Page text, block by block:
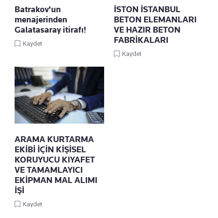
Batrakov'un
menajerinden
Galatasaray itirafı!
Kaydet
İSTON İSTANBUL
BETON ELEMANLARI
VE HAZIR BETON
FABRİKALARI
Kaydet
ARAMA KURTARMA
EKİBİ İÇİN KİŞİSEL
KORUYUCU KIYAFET
VE TAMAMLAYICI
EKİPMAN MAL ALIMI
İŞİ
Kaydet